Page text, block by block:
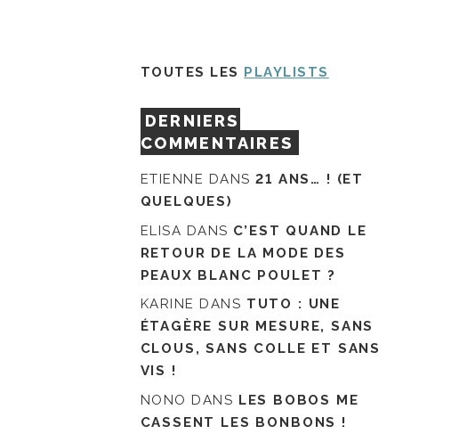
TOUTES LES PLAYLISTS
DERNIERS
COMMENTAIRES
ETIENNE DANS21 ANS… ! (ET
QUELQUES)
ELISA DANS C’EST QUAND LE
RETOUR DE LA MODE DES
PEAUX BLANC POULET ?
KARINE DANS TUTO : UNE
ÉTAGÈRE SUR MESURE, SANS
CLOUS, SANS COLLE ET SANS
VIS !
NONO DANS LES BOBOS ME
CASSENT LES BONBONS !